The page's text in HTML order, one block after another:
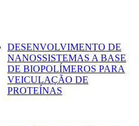
DESENVOLVIMENTO DE
NANOSSISTEMAS A BASE
DE BIOPOLÍMEROS PARA
VEICULAÇÃO DE
PROTEÍNAS